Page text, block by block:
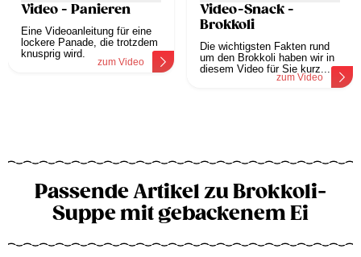
Video - Panieren
Eine Videoanleitung für eine
lockere Panade, die trotzdem
knusprig wird.
zum Video
Video-Snack -
Brokkoli
Die wichtigsten Fakten rund
um den Brokkoli haben wir in
diesem Video für Sie kurz...
zum Video
Passende Artikel zu Brokkoli-
Suppe mit gebackenem Ei